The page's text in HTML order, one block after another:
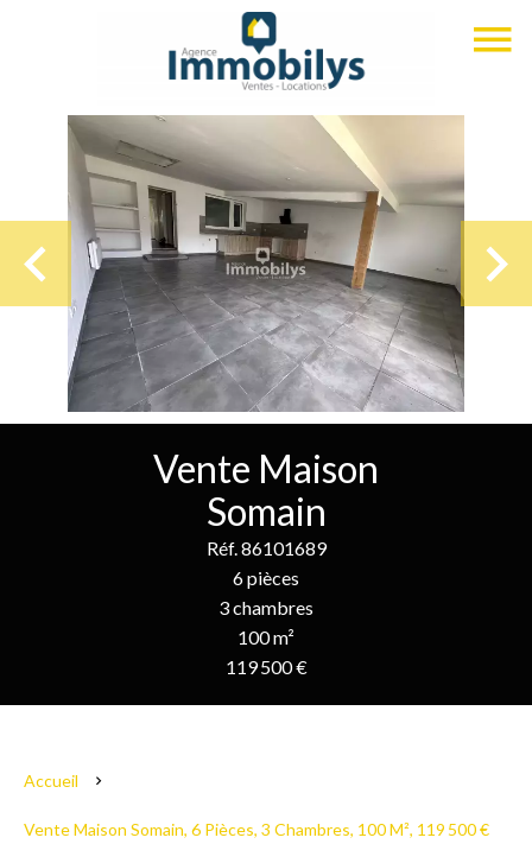
Vente Maison
Somain
Réf. 86101689
6 pièces
3 chambres
100 m²
119 500 €
Accueil
Vente Maison Somain, 6 Pièces, 3 Chambres, 100 M², 119 500 €